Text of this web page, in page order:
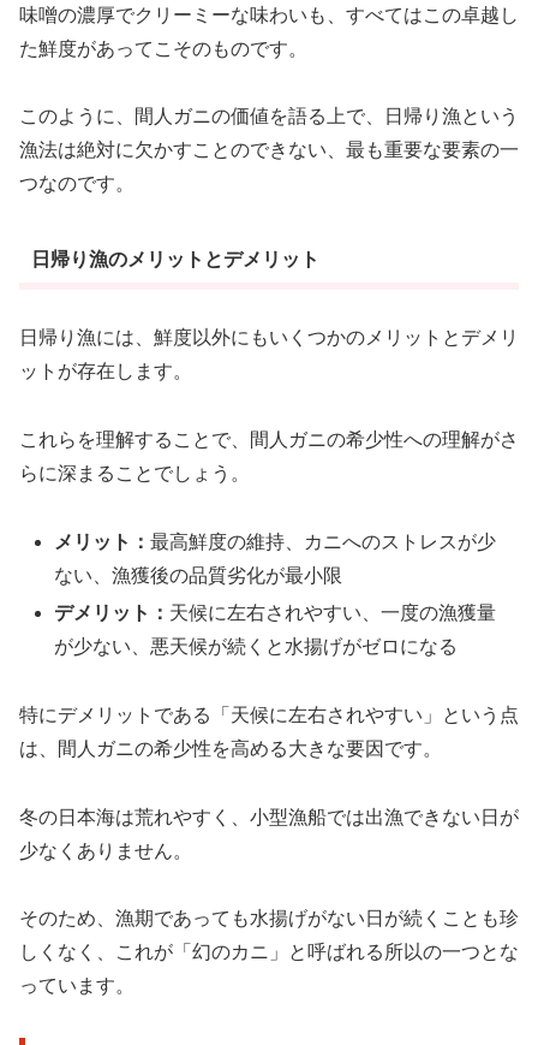
味噌の濃厚でクリーミーな味わいも、すべてはこの卓越し
た鮮度があってこそのものです。
このように、間人ガニの価値を語る上で、日帰り漁という
漁法は絶対に欠かすことのできない、最も重要な要素の一
つなのです。
日帰り漁のメリットとデメリット
日帰り漁には、鮮度以外にもいくつかのメリットとデメリ
ットが存在します。
これらを理解することで、間人ガニの希少性への理解がさ
らに深まることでしょう。
メリット：最高鮮度の維持、カニへのストレスが少
ない、漁獲後の品質劣化が最小限
デメリット： 天候に左右されやすい、一度の漁獲量
が少ない、悪天候が続くと水揚げがゼロになる
特にデメリットである「天候に左右されやすい」という点
は、間人ガニの希少性を高める大きな要因です。
冬の日本海は荒れやすく、小型漁船では出漁できない日が
少なくありません。
そのため、漁期であっても水揚げがない日が続くことも珍
しくなく、これが「幻のカニ」と呼ばれる所以の一つとな
っています。